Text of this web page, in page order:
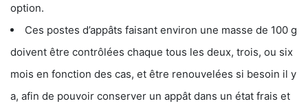
option.
Ces postes d’appâts faisant environ une masse de 100 g
doivent être contrôlées chaque tous les deux, trois, ou six
mois en fonction des cas, et être renouvelées si besoin il y
a, afin de pouvoir conserver un appât dans un état frais et